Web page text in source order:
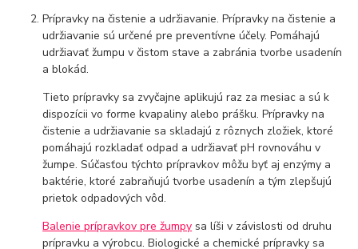
Prípravky na čistenie a udržiavanie. Prípravky na čistenie a
udržiavanie sú určené pre preventívne účely. Pomáhajú
udržiavať žumpu v čistom stave a zabránia tvorbe usadenín
a blokád.
Tieto prípravky sa zvyčajne aplikujú raz za mesiac a sú k
dispozícii vo forme kvapaliny alebo prášku. Prípravky na
čistenie a udržiavanie sa skladajú z rôznych zložiek, ktoré
pomáhajú rozkladať odpad a udržiavať pH rovnováhu v
žumpe. Súčasťou týchto prípravkov môžu byť aj enzýmy a
baktérie, ktoré zabraňujú tvorbe usadenín a tým zlepšujú
prietok odpadových vôd.
Balenie prípravkov pre žumpy sa líši v závislosti od druhu
prípravku a výrobcu. Biologické a chemické prípravky sa